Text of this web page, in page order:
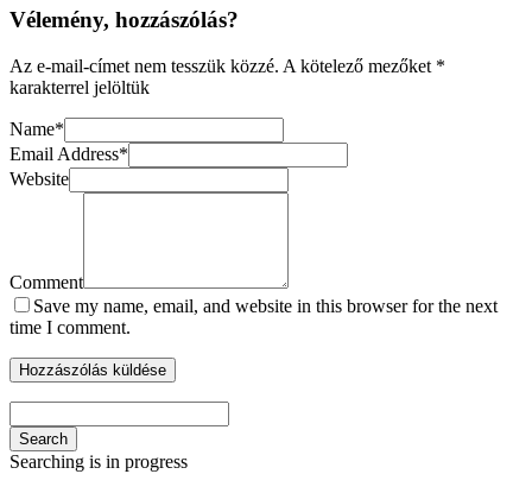
Vélemény, hozzászólás?
Az e-mail-címet nem tesszük közzé. A kötelező mezőket *
karakterrel jelöltük
Name*
Email Address*
Website
Comment
Save my name, email, and website in this browser for the next
time I comment.
Search
Searching is in progress